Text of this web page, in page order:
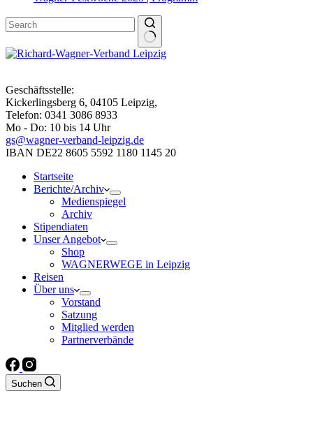
Geschäftsstelle:
Kickerlingsberg 6, 04105 Leipzig,
Telefon: 0341 3086 8933
Mo - Do: 10 bis 14 Uhr
gs@wagner-verband-leipzig.de
IBAN DE22 8605 5592 1180 1145 20
Startseite
Berichte/Archiv
Medienspiegel
Archiv
Stipendiaten
Unser Angebot
Shop
WAGNERWEGE in Leipzig
Reisen
Über uns
Vorstand
Satzung
Mitglied werden
Partnerverbände
Suchen